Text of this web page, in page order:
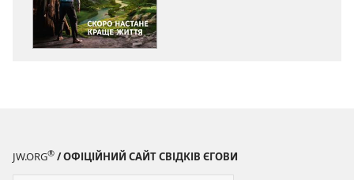
JW.ORG® / ОФІЦІЙНИЙ САЙТ СВІДКІВ ЄГОВИ